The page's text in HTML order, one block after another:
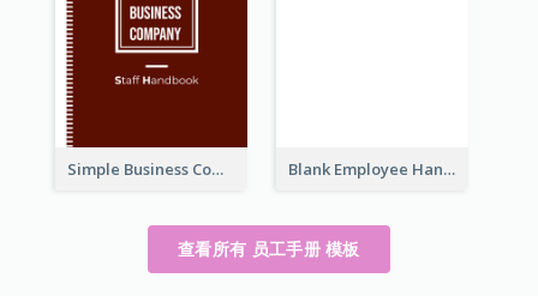
Simple Business Company Employee Handbook Blank Employee Handbook
查看所有 员工手册 模板